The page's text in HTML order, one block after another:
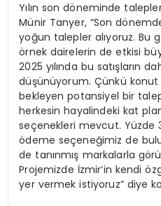
Yılın son döneminde
Münir Tanyer, “Son
yoğun talepler alıyoruz. Bu
örnek dairelerin de etkisi
2025 yılında bu satışların
düşünüyorum. Çünkü konut
bekleyen potansiyel bir
herkesin hayalindeki kat
seçenekleri mevcut. Yüzde
ödeme seçeneğimiz de
de tanınmış markalarla
Projemizde İzmir’in kendi
yer vermek istiyoruz” diye